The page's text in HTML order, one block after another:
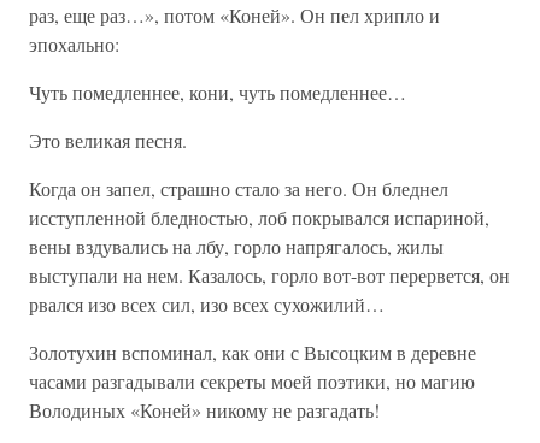
раз, еще раз…», потом «Коней». Он пел хрипло и
эпохально:
Чуть помедленнее, кони, чуть помедленнее…
Это великая песня.
Когда он запел, страшно стало за него. Он бледнел
исступленной бледностью, лоб покрывался испариной,
вены вздувались на лбу, горло напрягалось, жилы
выступали на нем. Казалось, горло вот-вот перервется, он
рвался изо всех сил, изо всех сухожилий…
Золотухин вспоминал, как они с Высоцким в деревне
часами разгадывали секреты моей поэтики, но магию
Володиных «Коней» никому не разгадать!